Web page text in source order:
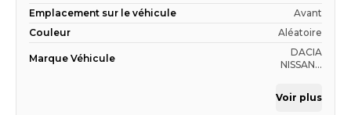
Emplacement sur le véhicule
Avant
Couleur
Aléatoire
Marque Véhicule
DACIA
NISSAN...
Voir plus